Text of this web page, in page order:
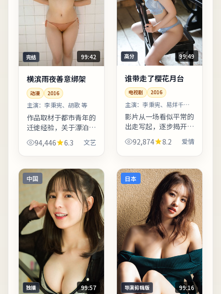
完结 99:42
横滨雨夜善意绑架
动漫 2016
主演： 李秉宪、胡歌 等
作品取材于都市青年的
迁徙经验，关于漂泊、
归属与自我和解。摄影
团队在冷暖色调切换上
陋巷昏灯对比鲜明。上
线之后口碑分化属正常
现象...
94,446 6.3 文艺
高分 99:49
谁带走了樱花月台
电视剧 2016
主演： 李秉宪、易烊千玺
等
影片从一场看似平常的
出走写起，逐步揭开人
物之间的隐秘牵绊。亲
情线处理含蓄，几场餐
元素清晰、人物动机可
信的...
92,874 8.2 爱情
中国
独播 99:57
日本
导演剪辑版 99:16